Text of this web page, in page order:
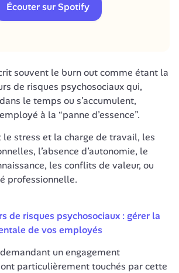
Écouter sur Spotify
souvent le burn out comme étant la
de risques psychosociaux qui,
le temps ou s’accumulent,
à la “panne d’essence”.
le stress et la charge de travail, les
l’absence d’autonomie, le
les conflits de valeur, ou
professionnelle.
de risques psychosociaux : gérer la
de vos employés
un engagement
particulièrement touchés par cette